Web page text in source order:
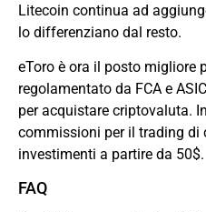
Litecoin continua ad
lo differenziano dal resto.
eToro è ora il posto migliore
regolamentato da FCA e
per acquistare criptovaluta.
commissioni per il trading di
investimenti a partire da 50$.
FAQ